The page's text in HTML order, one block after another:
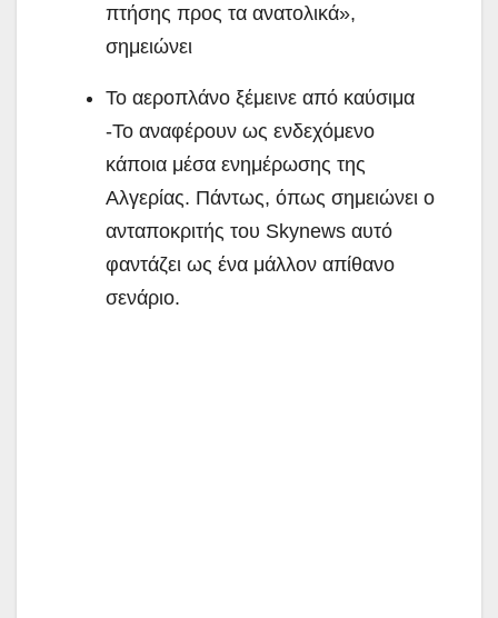
πτήσης προς τα ανατολικά»,
σημειώνει
Το αεροπλάνο ξέμεινε από καύσιμα
-Το αναφέρουν ως ενδεχόμενο
κάποια μέσα ενημέρωσης της
Αλγερίας. Πάντως, όπως σημειώνει ο
ανταποκριτής του Skynews αυτό
φαντάζει ως ένα μάλλον απίθανο
σενάριο.